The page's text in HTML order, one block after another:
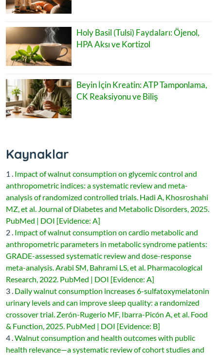
Holy Basil (Tulsi) Faydaları: Öjenol,
HPA Aksı ve Kortizol
Beyin İçin Kreatin: ATP Tamponlama,
CK Reaksiyonu ve Biliş
Kaynaklar
1 . Impact of walnut consumption on glycemic control and
anthropometric indices: a systematic review and meta-
analysis of randomized controlled trials. Hadi A, Khosroshahi
MZ, et al. Journal of Diabetes and Metabolic Disorders, 2025.
PubMed | DOI [Evidence: A]
2 . Impact of walnut consumption on cardio metabolic and
anthropometric parameters in metabolic syndrome patients:
GRADE-assessed systematic review and dose-response
meta-analysis. Arabi SM, Bahrami LS, et al. Pharmacological
Research, 2022. PubMed | DOI [Evidence: A]
3 . Daily walnut consumption increases 6-sulfatoxymelatonin
urinary levels and can improve sleep quality: a randomized
crossover trial. Zerón-Rugerio MF, Ibarra-Picón A, et al. Food
& Function, 2025. PubMed | DOI [Evidence: B]
4 .Walnut consumption and health outcomes with public
health relevance—a systematic review of cohort studies and